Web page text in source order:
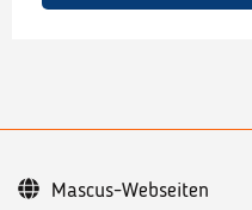
Mascus-Webseiten